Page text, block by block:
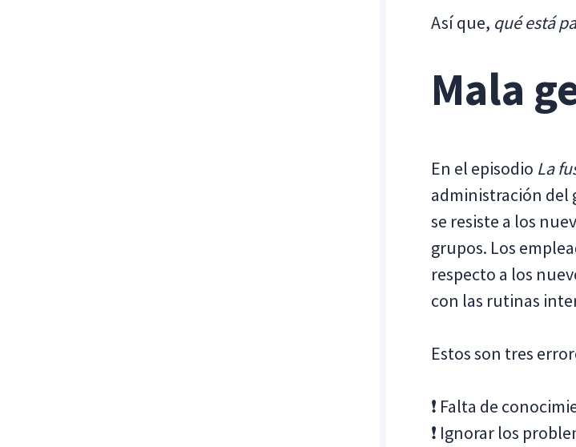
Así que, qué está
Mala
En el episodio La
administración del
se resiste a los
grupos. Los
respecto a los
con las rutinas
Estos son tres
❗ Falta de
❗ Ignorar los